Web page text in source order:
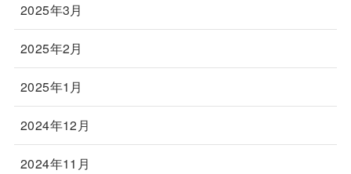
2025年3月
2025年2月
2025年1月
2024年12月
2024年11月